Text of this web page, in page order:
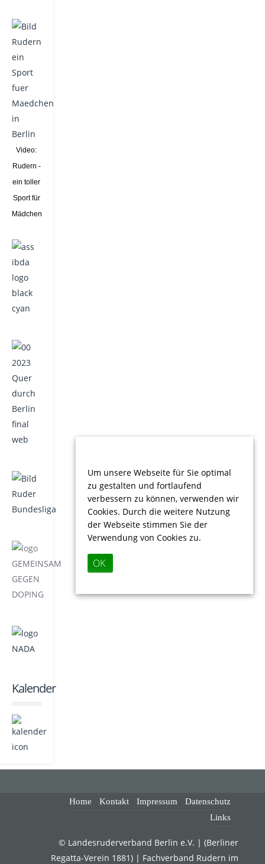
Video:
Rudern -
ein toller
Sport für
Mädchen
Kalender
Home Kontakt Impressum
Datenschutz
Links
© Landesruderverband Berlin e.V. | (Berliner
Regatta-Verein 1881) | Fachverband Rudern im
Um unsere Webseite für Sie optimal
zu gestalten und fortlaufend
verbessern zu können, verwenden wir
Cookies. Durch die weitere Nutzung
der Webseite stimmen Sie der
Verwendung von Cookies zu.
OK